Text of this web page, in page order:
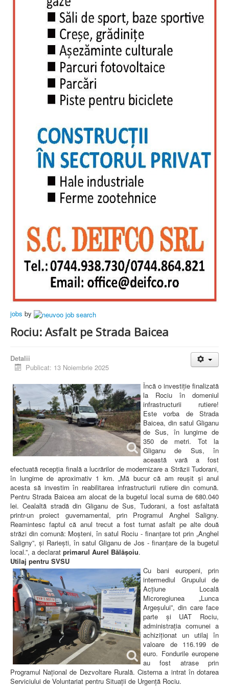
jobs by
Rociu: Asfalt pe Strada Baicea
Detalii
Publicat: 13 Noiembrie 2025
Încă o investiție finalizată
la Rociu în domeniul
infrastructurii rutiere!
Este vorba de Strada
Baicea, din satul Gliganu
de Sus, în lungime de
350 de metri. Tot la
Gliganu de Sus, în
această vară a fost
efectuată recepția finală a lucrărilor de modernizare a Străzii Tudorani,
în lungime de aproximativ 1 km. „Mă bucur că am reușit și anul
acesta să investim în reabilitarea infrastructurii rutiere din comună.
Pentru Strada Baicea am alocat de la bugetul local suma de 680.040
lei. Cealaltă stradă din Gliganu de Sus, Tudorani, a fost asfaltată
printr-un proiect guvernamental, prin Programul Anghel Saligny.
Reamintesc faptul că anul trecut a fost turnat asfalt pe alte două
străzi din comună: Moșteni, în satul Rociu - finanțare tot prin „Anghel
Saligny”, și Rariești, în satul Gliganu de Jos - finanțare de la bugetul
local.”, a declarat primarul Aurel Bălășoiu.
Utilaj pentru SVSU
Cu bani europeni, prin
intermediul Grupului de
Acțiune Locală
Microregiunea „Lunca
Argeșului”, din care face
parte și UAT Rociu,
administrația comunei a
achiziționat un utilaj în
valoare de 116.199 de
euro. Fondurile europene
au fost atrase prin
Programul Național de Dezvoltare Rurală. Cisterna a intrat în dotarea
Serviciului de Voluntariat pentru Situații de Urgență Rociu.